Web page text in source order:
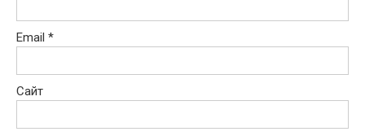
Email *
Сайт